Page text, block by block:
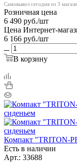
Самовывоз сегодня из 3
Розничная цена
6 490 руб./шт
Цена Интернет-
6 166 руб./шт
В корзину
Компакт "TRITON-
Есть в наличии
Арт.: 33688